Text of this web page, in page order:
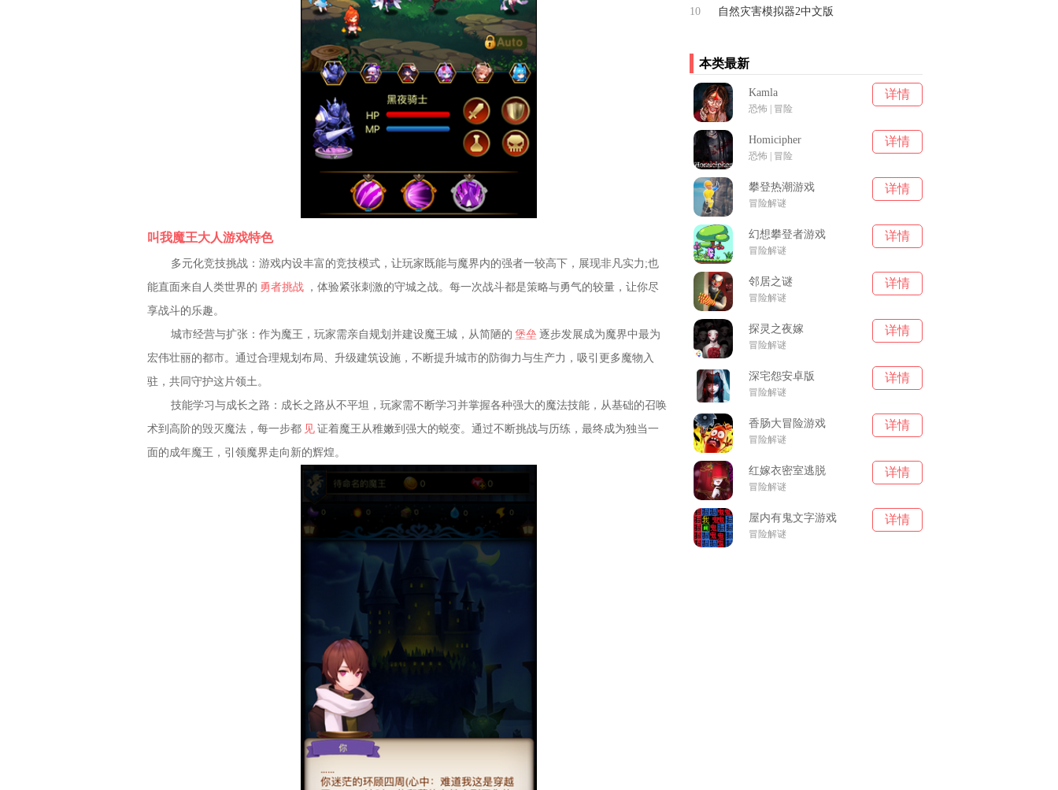
叫我魔王大人游戏特色
多元化竞技挑战：游戏内设丰富的竞技模式，让玩家既能与魔界内的强者一较高下，展现非凡实力;也
能直面来自人类世界的 勇者挑战 ，体验紧张刺激的守城之战。每一次战斗都是策略与勇气的较量，让你尽
享战斗的乐趣。
城市经营与扩张：作为魔王，玩家需亲自规划并建设魔王城，从简陋的 堡垒 逐步发展成为魔界中最为
宏伟壮丽的都市。通过合理规划布局、升级建筑设施，不断提升城市的防御力与生产力，吸引更多魔物入
驻，共同守护这片领土。
技能学习与成长之路：成长之路从不平坦，玩家需不断学习并掌握各种强大的魔法技能，从基础的召唤
术到高阶的毁灭魔法，每一步都 见 证着魔王从稚嫩到强大的蜕变。通过不断挑战与历练，最终成为独当一
面的成年魔王，引领魔界走向新的辉煌。
20.36M
冒险解谜
10 自然灾害模拟器2中文版
本类最新
Kamla
恐怖 | 冒险
详情
Homicipher
恐怖 | 冒险
详情
攀登热潮游戏
冒险解谜
详情
幻想攀登者游戏
冒险解谜
详情
邻居之谜
冒险解谜
详情
探灵之夜嫁
冒险解谜
详情
深宅怨安卓版
冒险解谜
详情
香肠大冒险游戏
冒险解谜
详情
红嫁衣密室逃脱
冒险解谜
详情
屋内有鬼文字游戏
冒险解谜
详情